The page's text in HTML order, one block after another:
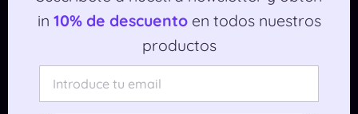
inteligencia artificial y datos geoespaciales para
abordar necesidades planetarias urgentes. La
compañía continúa invirtiendo en herramientas de
in 10% de descuentoen todos nuestros
productos